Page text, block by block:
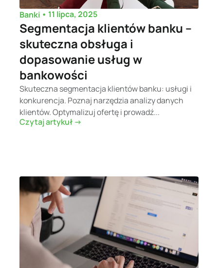
Banki • 11 lipca, 2025
Segmentacja klientów banku –
skuteczna obsługa i
dopasowanie usług w
bankowości
Skuteczna segmentacja klientów banku: usługi i
konkurencja. Poznaj narzędzia analizy danych
klientów. Optymalizuj ofertę i prowadź...
Czytaj artykuł ->